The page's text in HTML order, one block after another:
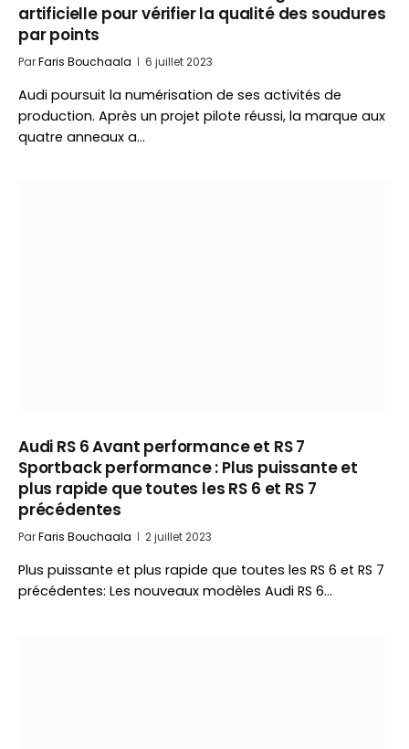
artificielle pour vérifier la qualité des soudures
par points
ParFaris Bouchaala 6 juillet 2023
Audi poursuit la numérisation de ses activités de
production. Après un projet pilote réussi, la marque aux
quatre anneaux a…
Audi RS 6 Avant performance et RS 7
Sportback performance : Plus puissante et
plus rapide que toutes les RS 6 et RS 7
précédentes
ParFaris Bouchaala 2 juillet 2023
Plus puissante et plus rapide que toutes les RS 6 et RS 7
précédentes: Les nouveaux modèles Audi RS 6…